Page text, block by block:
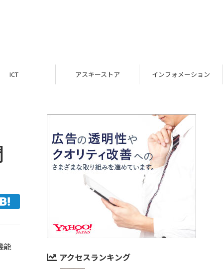
ICT アスキーストア インフォメーション
能
アクセスランキング